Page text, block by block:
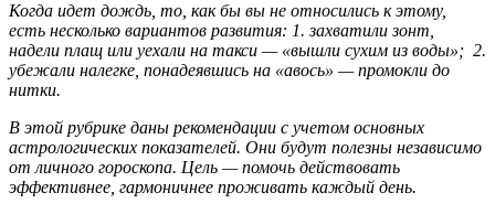
Когда идет дождь, то, как бы вы не относились к этому,
есть несколько вариантов развития: 1. захватили зонт,
надели плащ или уехали на такси — «вышли сухим из воды»; 2.
убежали налегке, понадеявшись на «авось» — промокли до
нитки.
В этой рубрике даны рекомендации с учетом основных
астрологических показателей. Они будут полезны независимо
от личного гороскопа. Цель — помочь действовать
эффективнее, гармоничнее проживать каждый день.